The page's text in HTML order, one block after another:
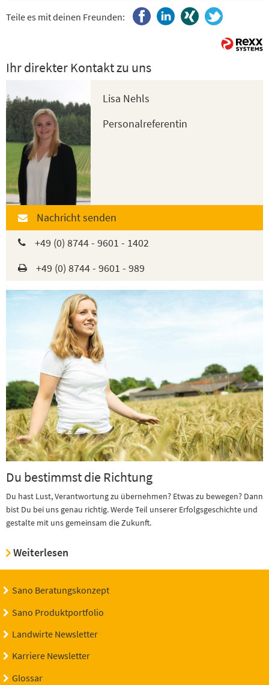
Teile es mit deinen Freunden:
Ihr direkter Kontakt zu uns
Lisa Nehls
Personalreferentin
Nachricht senden
+49 (0) 8744 - 9601 - 1402
+49 (0) 8744 - 9601 - 989
Du bestimmst die Richtung
Du hast Lust, Verantwortung zu übernehmen? Etwas zu bewegen? Dann
bist Du bei uns genau richtig. Werde Teil unserer Erfolgsgeschichte und
gestalte mit uns gemeinsam die Zukunft.
Weiterlesen
Sano Beratungskonzept
Sano Produktportfolio
Landwirte Newsletter
Karriere Newsletter
Glossar